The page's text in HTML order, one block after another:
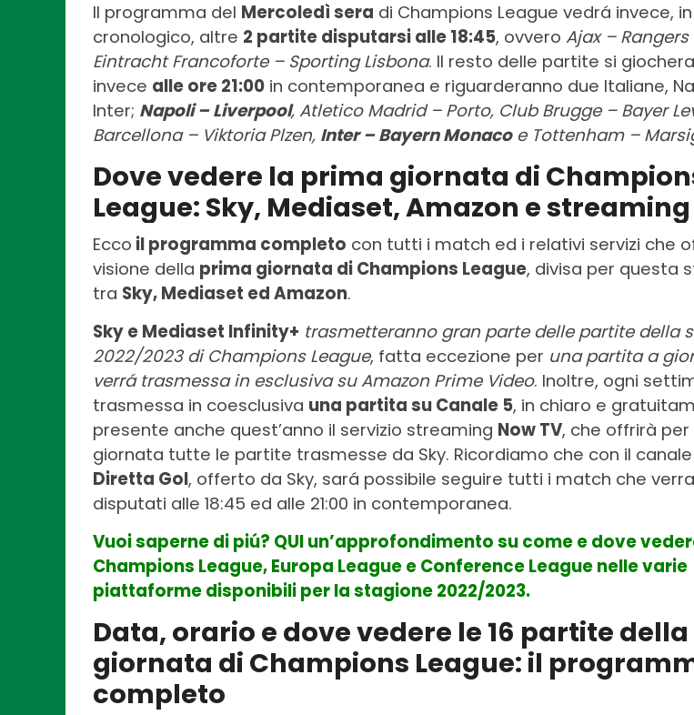
Il programma del Mercoledì sera di Champions League vedrá invece,
cronologico, altre 2 partite disputarsi alle 18:45, ovvero Ajax – Rangers
Eintracht Francoforte – Sporting Lisbona. Il resto delle partite si
invece alle ore 21:00 in contemporanea e riguarderanno due Italiane,
Inter; Napoli – Liverpool, Atletico Madrid – Porto, Club Brugge – Bayer
Barcellona – Viktoria Plzen, Inter – Bayern Monacoe Tottenham –
Dove vedere la prima giornata di
League: Sky, Mediaset, Amazon e streaming
Ecco il programma completo con tutti i match ed i relativi servizi che
visione della prima giornata di Champions League, divisa per questa
tra Sky, Mediaset ed Amazon.
Sky e Mediaset Infinity+ trasmetteranno gran parte delle partite della
2022/2023 di Champions League, fatta eccezione per una partita a
verrá trasmessa in esclusiva su Amazon Prime Video. Inoltre, ogni
trasmessa in coesclusiva una partita su Canale 5, in chiaro e
presente anche quest’anno il servizio streaming Now TV, che offrirà per
giornata tutte le partite trasmesse da Sky. Ricordiamo che con il
Diretta Gol, offerto da Sky, sará possibile seguire tutti i match che
disputati alle 18:45 ed alle 21:00 in contemporanea.
Vuoi saperne di piú? QUI un’approfondimento su come e dove
Champions League, Europa League e Conference League nelle varie
piattaforme disponibili per la stagione 2022/2023.
Data, orario e dove vedere le 16 partite
giornata di Champions League: il
completo